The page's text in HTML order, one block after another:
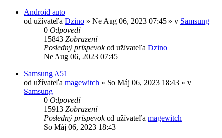
Android auto
od užívateľa Dzino » Ne Aug 06, 2023 07:45 » v Samsung
0 Odpovedí
15843 Zobrazení
Posledný príspevokod užívateľa Dzino
Ne Aug 06, 2023 07:45
Samsung A51
od užívateľa magewitch » So Máj 06, 2023 18:43 » v
Samsung
0 Odpovedí
15913 Zobrazení
Posledný príspevokod užívateľa magewitch
So Máj 06, 2023 18:43